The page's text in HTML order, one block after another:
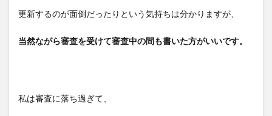
更新するのが面倒だったりという気持ちは分かりますが、
当然ながら審査を受けて審査中の間も書いた方がいいです。
私は審査に落ち過ぎて、